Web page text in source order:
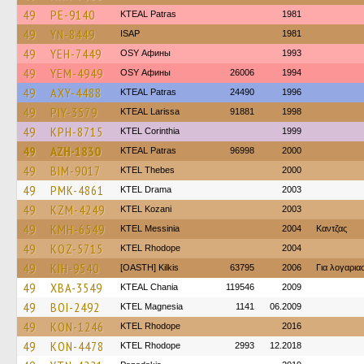
49 PE-9140 KTEAL Patras 1981
49 YN-8449 ISAP 1981
49 YEH-7449 OSY Афины 1993
49 YEM-4949 OSY Афины 26006 1994
49 AXY-4488 KTEAL Patras 24490 1996
49 PIY-3579 KTEAL Larissa 91881 1998
49 KPH-8715 KTEL Corinthia 1999
49 AZH-1830 KTEAL Patras 96998 2000
49 BIM-9017 KTEL Thebes 2000
49 PMK-4861 KTEL Drama 2003
49 KZM-4249 ΚΤΕL Kozani 2003
49 KMH-6549 KTEL Messinia 2004 Καντζας
49 KOZ-5715 KTEL Rhodope 2004
49 KIH-9540 [OASTH] Kilkis 63795 2006 Για
49 XBA-3549 KTEAL Chania 119546 2009
49 BOI-2492 ΚΤΕL Magnesia 1141 06.2009
49 KON-1246 KTEL Rhodope 2016
49 KON-4478 KTEL Rhodope 2993 12.2018